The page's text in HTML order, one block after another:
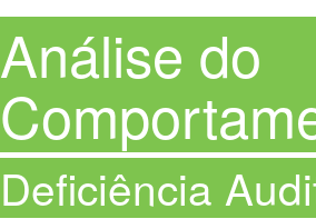
Análise do
Deficiência